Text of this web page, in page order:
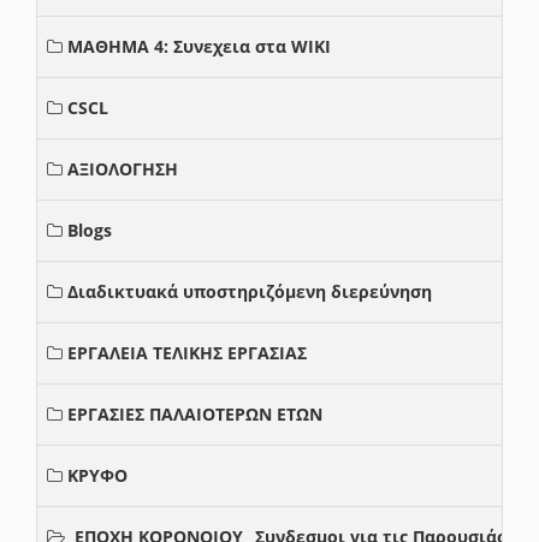
ΜΑΘΗΜΑ 4: Συνεχεια στα WIKI
CSCL
ΑΞΙΟΛΟΓΗΣΗ
Blogs
Διαδικτυακά υποστηριζόμενη διερεύνηση
ΕΡΓΑΛΕΙΑ ΤΕΛΙΚΗΣ ΕΡΓΑΣΙΑΣ
ΕΡΓΑΣΙΕΣ ΠΑΛΑΙΟΤΕΡΩΝ ΕΤΩΝ
ΚΡΥΦΟ
ΕΠΟΧΗ ΚΟΡΟΝΟΙΟΥ_ Συνδεσμοι για τις Παρουσιάσεις